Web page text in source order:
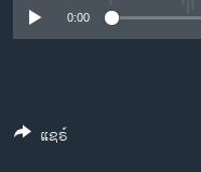
ຊີວິດຊາວລາວ
ທຸລະກິດ
0:00
ແຊຣ໌